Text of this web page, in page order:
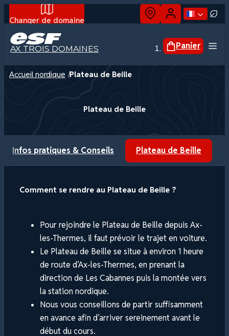
Changer de domaine
AX TROIS DOMAINES
Raquettes
Groupes
Panier
Accueil nordique Plateau de Beille
Plateau de Beille
Infos pratiques & Conseils Plateau de Beille
Comment se rendre au Plateau de Beille ?
Pour rejoindre le Plateau de Beille depuis Ax-
les-Thermes, il faut prévoir le trajet en voiture.
Le Plateau de Beille se situe à environ 1 heure
de route d’Ax-les-Thermes, en prenant la
direction de Les Cabannes puis la montée vers
la station nordique.
Nous vous conseillons de partir suffisamment
en avance afin d’arriver sereinement avant le
début du cours.